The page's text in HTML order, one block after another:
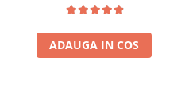
ADAUGA IN COS